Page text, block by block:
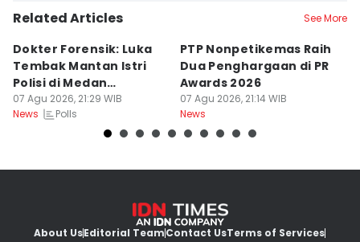
Related Articles See More
Dokter Forensik: Luka
Tembak Mantan Istri
Polisi di Medan
Berkarakter Tempel
07 Agu 2026, 21:29 WIB
News
Polls
PTP Nonpetikemas Raih
Dua Penghargaan di PR
Awards 2026
07 Agu 2026, 21:14 WIB
News
About UsEditorial TeamContact UsTerms of Services